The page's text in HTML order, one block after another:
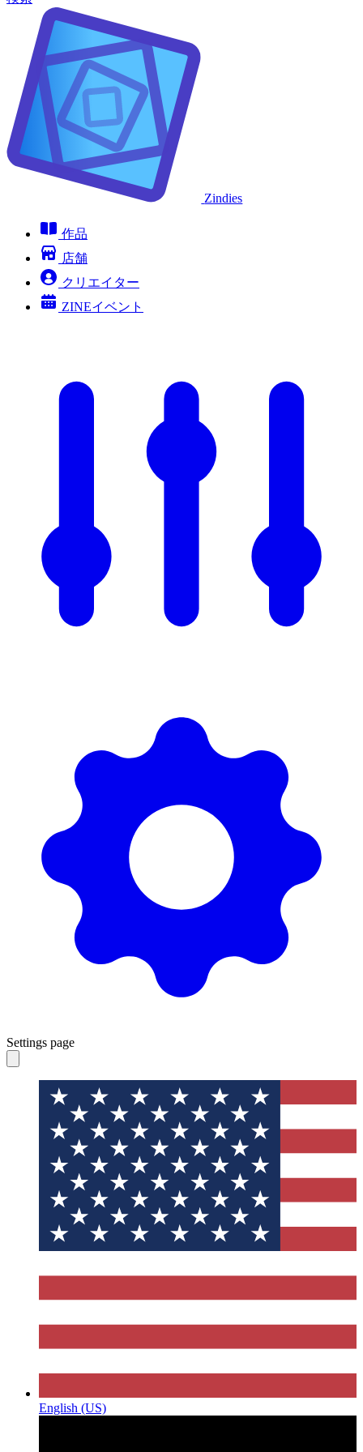
Zindies
作品
店舗
クリエイター
ZINEイベント
Settings page
English (US)